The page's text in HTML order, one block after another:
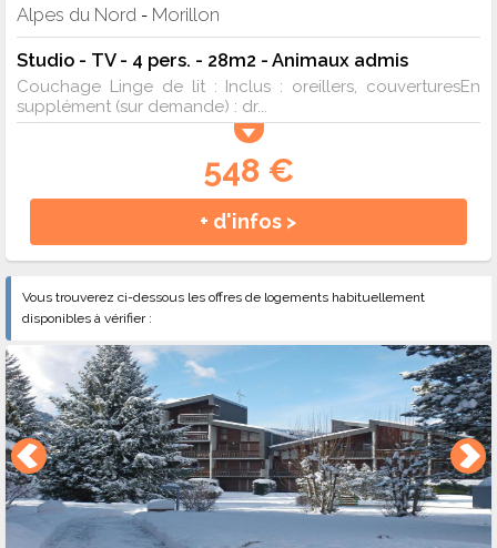
Alpes du Nord - Morillon
Studio - TV - 4 pers. - 28m2 - Animaux admis
Couchage Linge de lit : Inclus : oreillers, couverturesEn
supplément (sur demande) : dr...
548 €
+ d'infos >
Vous trouverez ci-dessous les offres de logements habituellement
disponibles à vérifier :